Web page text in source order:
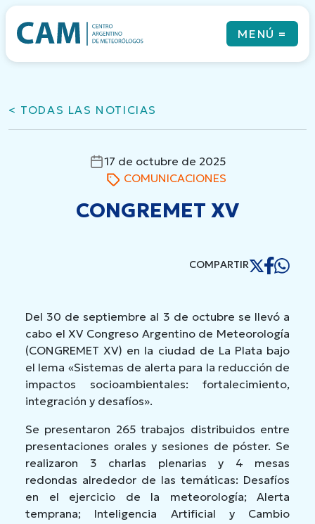
Skip
content
Qué es el CAM
Noticias
Eventos
Cursos & Coloquios
Links
MENÚ =
< TODAS LAS NOTICIAS
17 de octubre de 2025
COMUNICACIONES
CONGREMET XV
COMPARTIR
Del 30 de septiembre al 3 de octubre se llevó a
cabo el XV Congreso Argentino de Meteorología
(CONGREMET XV) en la ciudad de La Plata bajo
el lema «Sistemas de alerta para la reducción de
impactos socioambientales: fortalecimiento,
integración y desafíos».
Se presentaron 265 trabajos distribuidos entre
presentaciones orales y sesiones de póster. Se
realizaron 3 charlas plenarias y 4 mesas
redondas alrededor de las temáticas: Desafíos
en el ejercicio de la meteorología; Alerta
temprana; Inteligencia Artificial y Cambio